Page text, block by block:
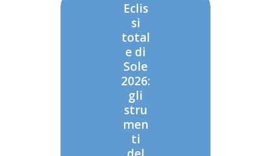
Eclis
si
total
e di
Sole
2026:
gli
stru
men
ti